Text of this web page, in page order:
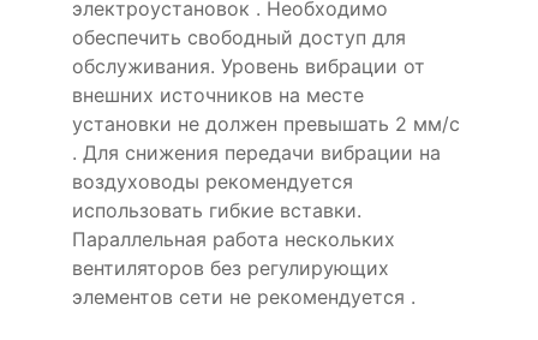
электроустановок . Необходимо
обеспечить свободный доступ для
обслуживания. Уровень вибрации от
внешних источников на месте
установки не должен превышать 2 мм/с
. Для снижения передачи вибрации на
воздуховоды рекомендуется
использовать гибкие вставки.
Параллельная работа нескольких
вентиляторов без регулирующих
элементов сети не рекомендуется .